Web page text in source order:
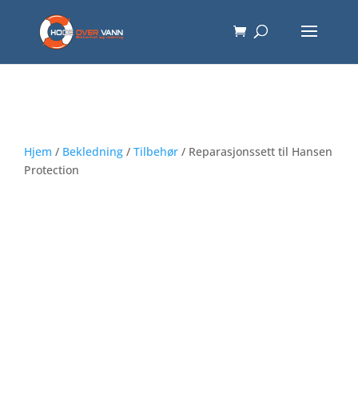
Hjem / Bekledning / Tilbehør / Reparasjonssett til Hansen
Protection